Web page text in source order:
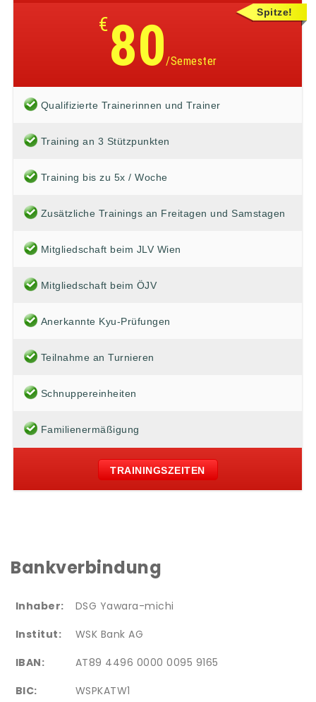
Spitze!
€80/Semester
Qualifizierte Trainerinnen und Trainer
Training an 3 Stützpunkten
Training bis zu 5x / Woche
Zusätzliche Trainings an Freitagen und Samstagen
Mitgliedschaft beim JLV Wien
Mitgliedschaft beim ÖJV
Anerkannte Kyu-Prüfungen
Teilnahme an Turnieren
Schnuppereinheiten
Familienermäßigung
TRAININGSZEITEN
Bankverbindung
Inhaber:
DSG Yawara-michi
Institut:
WSK Bank AG
IBAN:
AT89 4496 0000 0095 9165
BIC:
WSPKATW1